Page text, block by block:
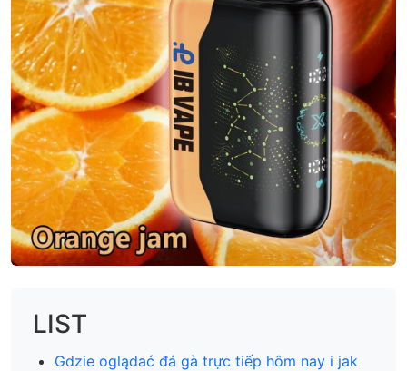
LIST
Gdzie oglądać đá gà trực tiếp hôm nay i jak